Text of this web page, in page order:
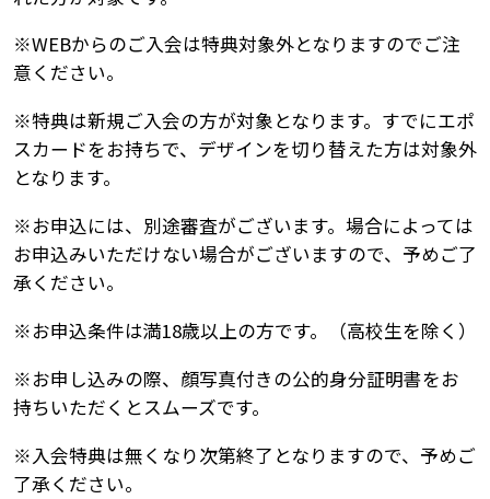
※WEBからのご入会は特典対象外となりますのでご注
意ください。
※特典は新規ご入会の方が対象となります。すでにエポ
スカードをお持ちで、デザインを切り替えた方は対象外
となります。
※お申込には、別途審査がございます。場合によっては
お申込みいただけない場合がございますので、予めご了
承ください。
※お申込条件は満18歳以上の方です。（高校生を除く）
※お申し込みの際、顔写真付きの公的身分証明書をお
持ちいただくとスムーズです。
※入会特典は無くなり次第終了となりますので、予めご
了承ください。